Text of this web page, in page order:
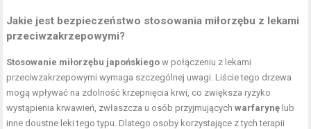
Jakie jest bezpieczeństwo stosowania miłorzębu z lekami
przeciwzakrzepowymi?
Stosowanie miłorzębu japońskiego w połączeniu z lekami
przeciwzakrzepowymi wymaga szczególnej uwagi. Liście tego drzewa
mogą wpływać na zdolność krzepnięcia krwi, co zwiększa ryzyko
wystąpienia krwawień, zwłaszcza u osób przyjmującychwarfarynę lub
inne doustne leki tego typu. Dlatego osoby korzystające z tych terapii